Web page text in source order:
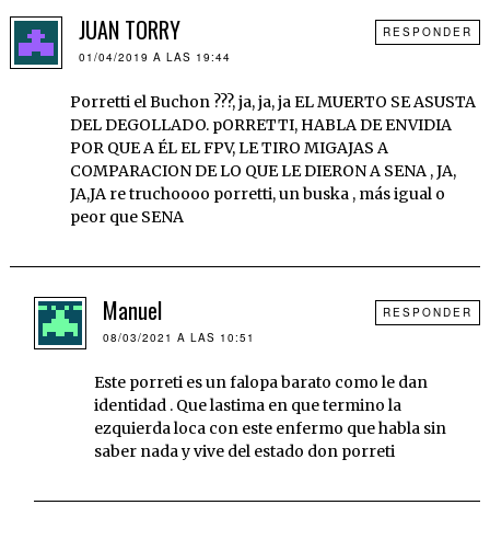
JUAN TORRY
01/04/2019 A LAS 19:44
Porretti el Buchon ???, ja, ja, ja EL MUERTO SE ASUSTA
DEL DEGOLLADO. pORRETTI, HABLA DE ENVIDIA
POR QUE A ÉL EL FPV, LE TIRO MIGAJAS A
COMPARACION DE LO QUE LE DIERON A SENA , JA,
JA,JA re truchoooo porretti, un buska , más igual o
peor que SENA
RESPONDER
Manuel
08/03/2021 A LAS 10:51
Este porreti es un falopa barato como le dan
identidad . Que lastima en que termino la
ezquierda loca con este enfermo que habla sin
saber nada y vive del estado don porreti
RESPONDER